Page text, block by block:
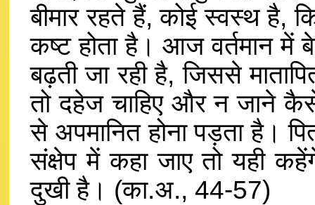
बीमार रहते हैं, कोई स्वस्थ है,
कष्ट होता है। आज वर्तमान में
बढ़ती जा रही है, जिससे
तो दहेज चाहिए और न जाने
से अपमानित होना पड़ता है।
संक्षेप में कहा जाए तो यही
दुखी है। (का.अ., 44-57)